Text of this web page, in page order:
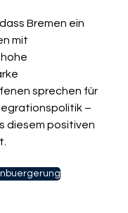
Bremen ein
mit
sprechen für
–
diesem positiven